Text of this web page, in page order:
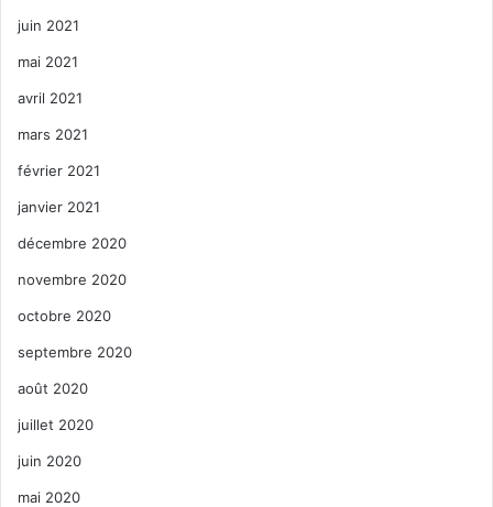
juin 2021
mai 2021
avril 2021
mars 2021
février 2021
janvier 2021
décembre 2020
novembre 2020
octobre 2020
septembre 2020
août 2020
juillet 2020
juin 2020
mai 2020